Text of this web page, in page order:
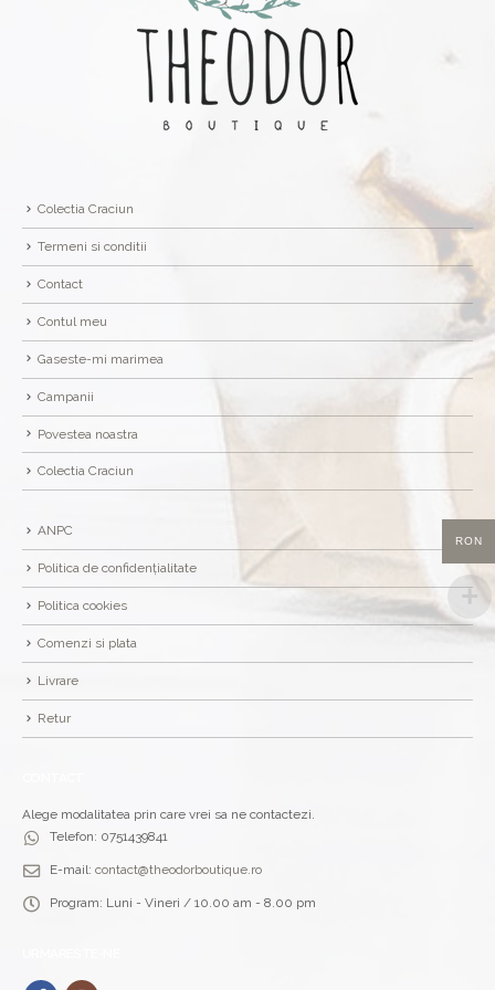
Colectia Craciun
Termeni si conditii
Contact
Contul meu
Gaseste-mi marimea
Campanii
Povestea noastra
Colectia Craciun
ANPC
Politica de confidențialitate
Politica cookies
Comenzi si plata
Livrare
Retur
Alege modalitatea prin care vrei sa ne contactezi.
Telefon: 0751439841
E-mail: contact@theodorboutique.ro
Program: Luni - Vineri / 10.00 am - 8.00 pm
RON